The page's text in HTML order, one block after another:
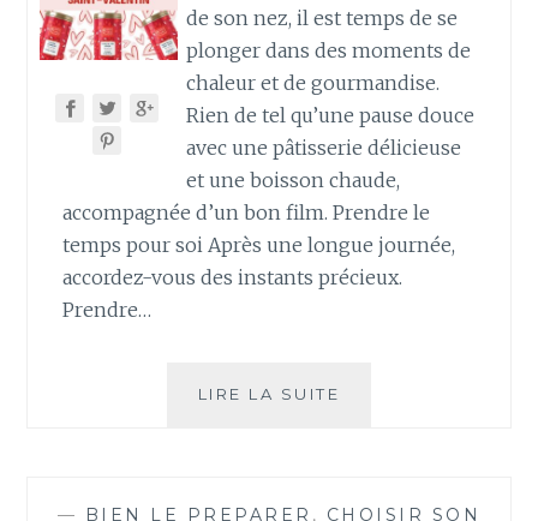
de son nez, il est temps de se
plonger dans des moments de
chaleur et de gourmandise.
Rien de tel qu’une pause douce
avec une pâtisserie délicieuse
et une boisson chaude,
accompagnée d’un bon film. Prendre le
temps pour soi Après une longue journée,
accordez-vous des instants précieux.
Prendre…
LIRE LA SUITE
— BIEN LE PREPARER , CHOISIR SON